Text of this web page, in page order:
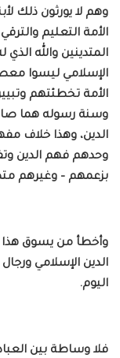
وهم لا يورثون ذلك
الأمة التعليم
المتدينين والله
الإسلامي ليسوا
الأمة تخطئتهم
وسنة رسوله هما
الدين، وهذا خلاف
وحدهم فهم الدين
بزعمهم – وغيرهم
وأخطأ من يسوق هذا
الدين الإسلامي
اليوم.
فلا وساطة بين